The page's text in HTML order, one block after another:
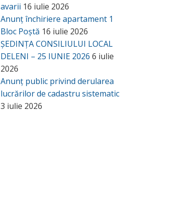
avarii 16 iulie 2026
Anunț închiriere apartament 1
Bloc Poștă 16 iulie 2026
ȘEDINȚA CONSILIULUI LOCAL
DELENI – 25 IUNIE 2026 6 iulie
2026
Anunț public privind derularea
lucrărilor de cadastru sistematic
3 iulie 2026